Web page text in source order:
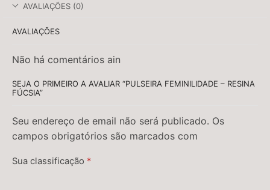
AVALIAÇÕES (0)
AVALIAÇÕES
Não há comentários ain
SEJA O PRIMEIRO A AVALIAR “PULSEIRA FEMINILIDADE – RESINA
FÚCSIA”
Seu endereço de email não será publicado. Os
campos obrigatórios são marcados com
Sua classificação *